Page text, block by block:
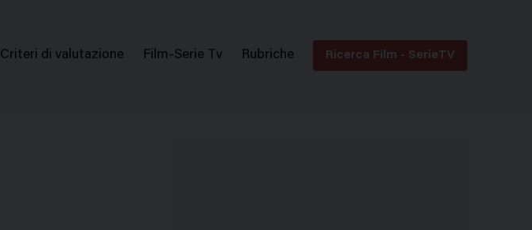
Criteri di valutazione Film-Serie Tv Rubriche Ricerca Film - SerieTV